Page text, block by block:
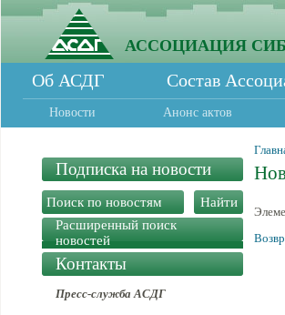
АССОЦИАЦИЯ
Об АСДГ Состав
Новости Анонс актов
Подписка на новости
Расширенный поиск
новостей
Контакты
Пресс-служба АСДГ